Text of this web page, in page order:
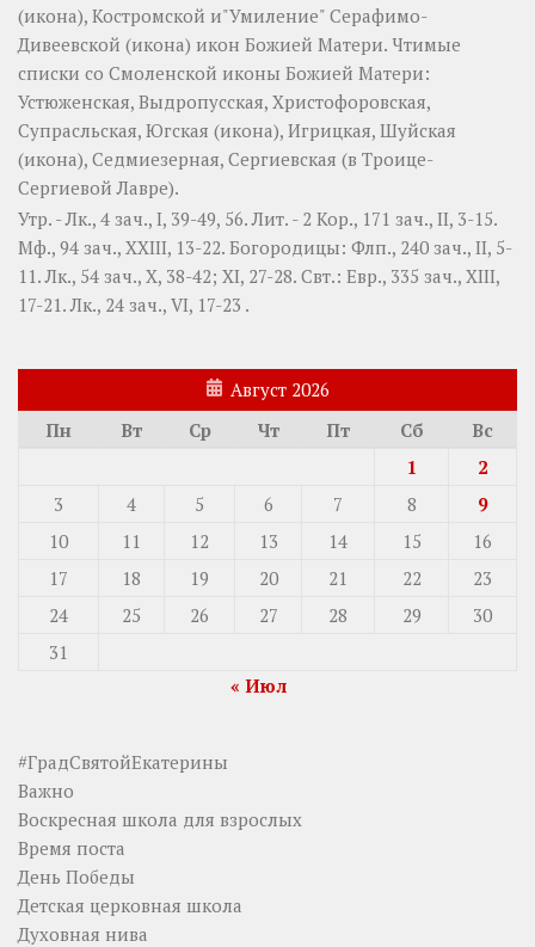
(икона), Костромской и"Умиление" Серафимо-
Дивеевской (икона) икон Божией Матери. Чтимые
списки со Смоленской иконы Божией Матери:
Устюженская, Выдропусская, Христофоровская,
Супрасльская, Югская (икона), Игрицкая, Шуйская
(икона), Седмиезерная, Сергиевская (в Троице-
Сергиевой Лавре).
Утр. -Лк., 4 зач., I, 39-49, 56.Лит. - 2 Кор., 171 зач., II, 3-15.
Мф., 94 зач., XXIII, 13-22. Богородицы: Флп., 240 зач., II, 5-
11. Лк., 54 зач., X, 38-42; XI, 27-28. Свт.: Евр., 335 зач., XIII,
17-21. Лк., 24 зач., VI, 17-23 .
Август 2026
Пн
Вт Ср Чт Пт Сб
Вс
1
2
3
4 5 6 7 8
9
10
11 12 13 14 15
16
17
18 19 20 21 22
23
24
25 26 27 28 29
30
31
« Июл
#ГрадСвятойЕкатерины
Важно
Воскресная школа для взрослых
Время поста
День Победы
Детская церковная школа
Духовная нива